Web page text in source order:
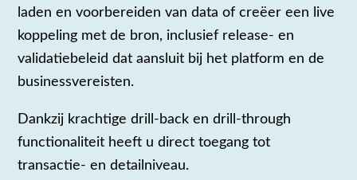
laden en voorbereiden van data of creëer een live
koppeling met de bron, inclusief release‑ en
validatiebeleid dat aansluit bij het platform en de
businessvereisten.
Dankzij krachtige drill‑back en drill‑through
functionaliteit heeft u direct toegang tot
transactie‑ en detailniveau.